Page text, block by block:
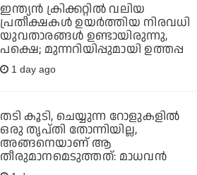
ഇന്ത്യന്‍ ക്രിക്കറ്റില്‍ വലിയ
പ്രതീക്ഷകള്‍ ഉയര്‍ത്തിയ നിരവധി
യുവതാരങ്ങള്‍ ഉണ്ടായിരുന്നു,
പക്ഷെ; മുന്നറിയിപ്പുമായി ഉത്തപ്പ
1 day ago
തടി കൂടി, ചെയ്യുന്ന റോളുകളില്‍
ഒരു തൃപ്തി തോന്നിയില്ല,
അങ്ങനെയാണ് ആ
തീരുമാനമെടുത്തത്: മാധവന്‍